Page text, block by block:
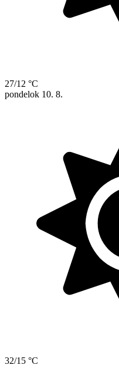
27/12 °C
pondelok 10. 8.
32/15 °C